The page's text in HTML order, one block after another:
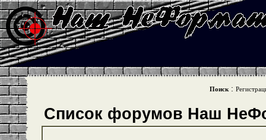
Поиск :
Список форумов Наш